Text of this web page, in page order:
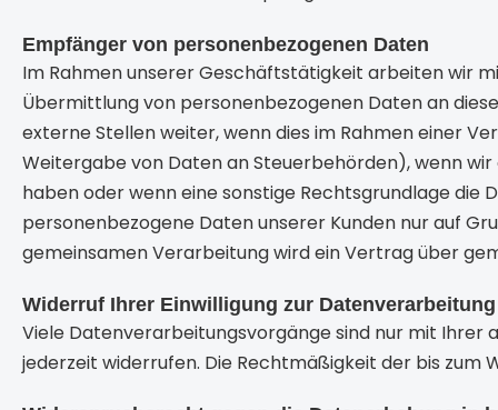
Empfänger von personenbezogenen Daten
Im Rahmen unserer Geschäftstätigkeit arbeiten wir
Übermittlung von personenbezogenen Daten an
externe Stellen weiter, wenn dies im Rahmen einer
Weitergabe von Daten an Steuerbehörden), wenn
haben oder wenn eine sonstige Rechtsgrundlage
personenbezogene Daten unserer Kunden nur auf
gemeinsamen Verarbeitung wird ein Vertrag über
Widerruf Ihrer Einwilligung zur Datenverarbeitung
Viele Datenverarbeitungsvorgänge sind nur mit Ihrer
jederzeit widerrufen. Die Rechtmäßigkeit der bis